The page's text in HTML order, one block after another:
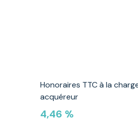
Honoraires TTC à la
acquéreur
4,46 %